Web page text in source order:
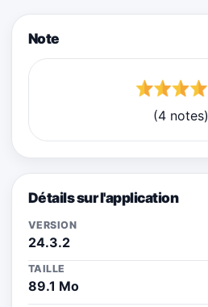
Note
(4 notes)
Détails sur l'application
VERSION
24.3.2
TAILLE
89.1 Mo